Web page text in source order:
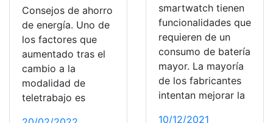
Consejos de ahorro
de energía. Uno de
los factores que
aumentado tras el
cambio a la
modalidad de
teletrabajo es
smartwatch tienen
funcionalidades que
requieren de un
consumo de batería
mayor. La mayoría
de los fabricantes
intentan mejorar la
10/12/2021